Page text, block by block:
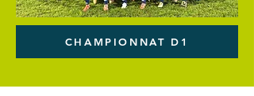
CHAMPIONNAT D1